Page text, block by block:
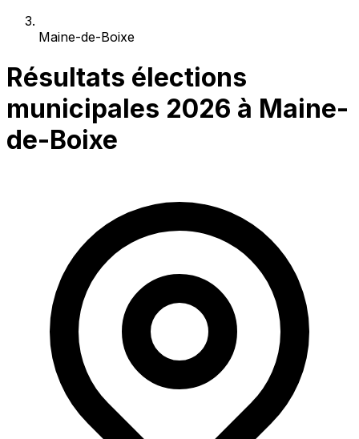
Maine-de-Boixe
Résultats élections
municipales 2026 à Maine-
de-Boixe